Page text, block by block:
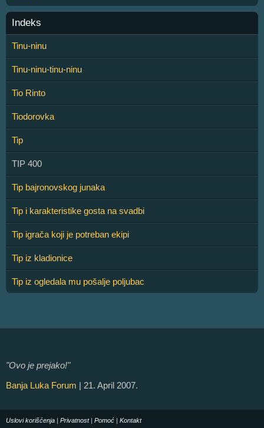
Indeks
Tinu-ninu
Tinu-ninu-tinu-ninu
Tio Rinto
Tiodorovka
Tip
TIP 400
Tip bajronovskog junaka
Tip i karakteristike gosta na svadbi
Tip igrača koji je potreban ekipi
Tip iz kladionice
Tip iz ogledala mu pošalje poljubac
"Ovo je prejako!"
Banja Luka Forum | 21. April 2007.
Uslovi korišćenja | Privatnost| Pomoć | Kontakt